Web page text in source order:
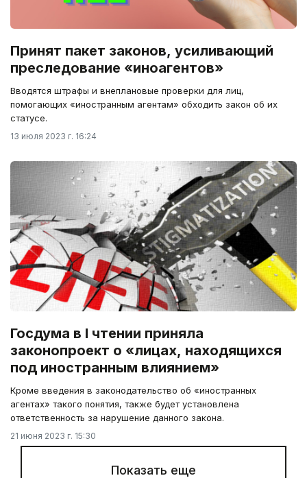
Принят пакет законов, усиливающий
преследование «иноагентов»
Вводятся штрафы и внеплановые проверки для лиц,
помогающих «иностранным агентам» обходить закон об их
статусе.
13 июля 2023 г. 16:24
Госдума в I чтении приняла
законопроект о «лицах, находящихся
под иностранным влиянием»
Кроме введения в законодательство об «иностранных
агентах» такого понятия, также будет установлена
ответственность за нарушение данного закона.
21 июня 2023 г. 15:30
Показать еще